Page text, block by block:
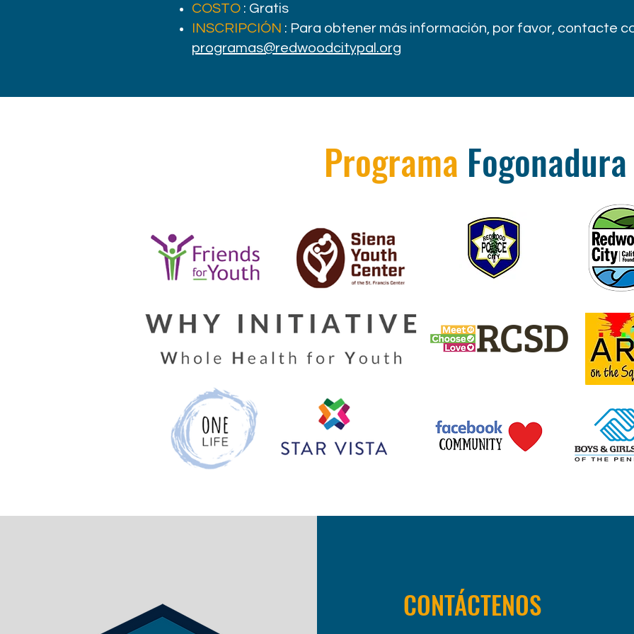
COSTO : Gratis
INSCRIPCIÓN : Para obtener más información, por favor, contacte
programas@redwoodcitypal.org
Programa Fogonadura
CONTÁCTENOS